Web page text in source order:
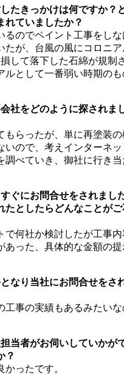
たきっかけは何ですか？
れていましたか？
るのでペイント工事をしな
たが、台風の風にコロニア
して落下した石綿が規制
ルとして一番弱い時期のも
社をどのように探されま
もらったが、単に再塗装の
いので、考えインターネッ
調べていき、御社に行き当
ぐにお問合せをされまし
たとしたらどんなことがご
で何社か検討したが工事内
あった、具体的な金額の提
なり当社にお問合せをさ
工事の実績もあるみたいな
当者がお伺いしていかが
？
かったです。